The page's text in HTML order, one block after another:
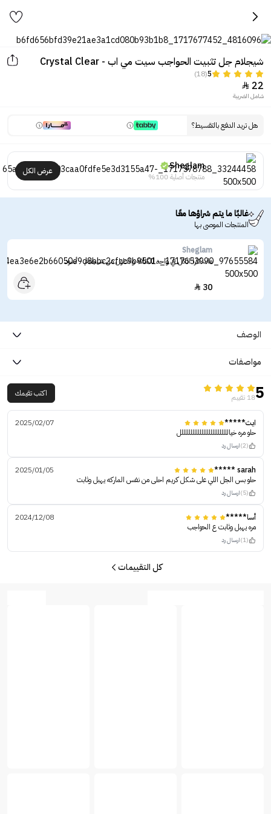
شيجلام جل تثبيت الحواجب سيت مي اب - Crystal Clear
5
(18)
22

شامل الضريبة
هل تريد الدفع بالتقسيط؟
Sheglam
منتجات أصلية 100%
عرض الكل
غالبًا ما يتم شراؤها معًا
المنتجات الموصى بها
Sheglam
ماسكارا الكل في واحد للكثافة والطول من شيجلام - أسود
30

الوصف
مواصفات
518 تقييم اكتب تقيمك
ايث*****
2025/02/07
حلو مره خياللللللللللللللللللللللللللل
(2) ارسال رد
sarah *****
2025/01/05
حلو بس الجل اللي على شكل كريم احلى من نفس الماركه يهبل وثابت
(5) ارسال رد
أسا*****
2024/12/08
مره يهبل وثابت ع الحواجب
(1) ارسال رد
كل التقييمات